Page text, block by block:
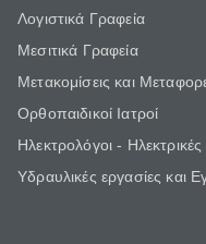
Λογιστικά Γραφεία
Μεσιτικά Γραφεία
Μετακομίσεις και
Ορθοπαιδικοί Ιατροί
Ηλεκτρολόγοι -
Υδραυλικές εργασίες και